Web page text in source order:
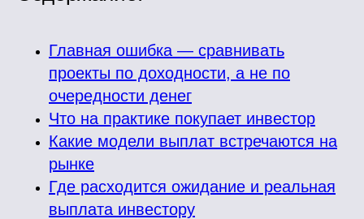
Главная ошибка — сравнивать
проекты по доходности, а не по
очередности денег
Что на практике покупает инвестор
Какие модели выплат встречаются на
рынке
Где расходится ожидание и реальная
выплата инвестору